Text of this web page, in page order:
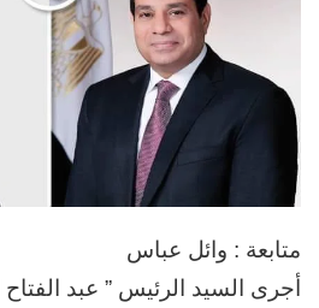
متابعة : وائل عباس
أجرى السيد الرئيس ” عبد